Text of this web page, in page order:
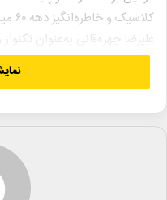
علیرضا چهره‌قانی به‌عنوان
تکنواز آکاردئون در این کنسرت